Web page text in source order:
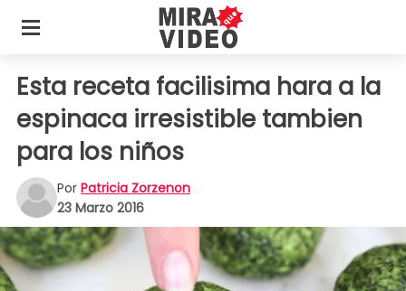
Esta receta facilisima hara a la
espinaca irresistible tambien
para los niños
Por Patricia Zorzenon
23 Marzo 2016